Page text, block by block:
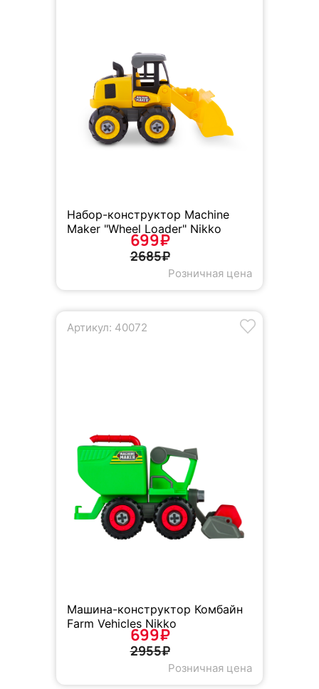
Набор-конструктор Machine
Maker "Wheel Loader" Nikko
699₽
2685₽
Розничная цена
Артикул: 40072
Машина-конструктор Комбайн
Farm Vehicles Nikko
699₽
2955₽
Розничная цена